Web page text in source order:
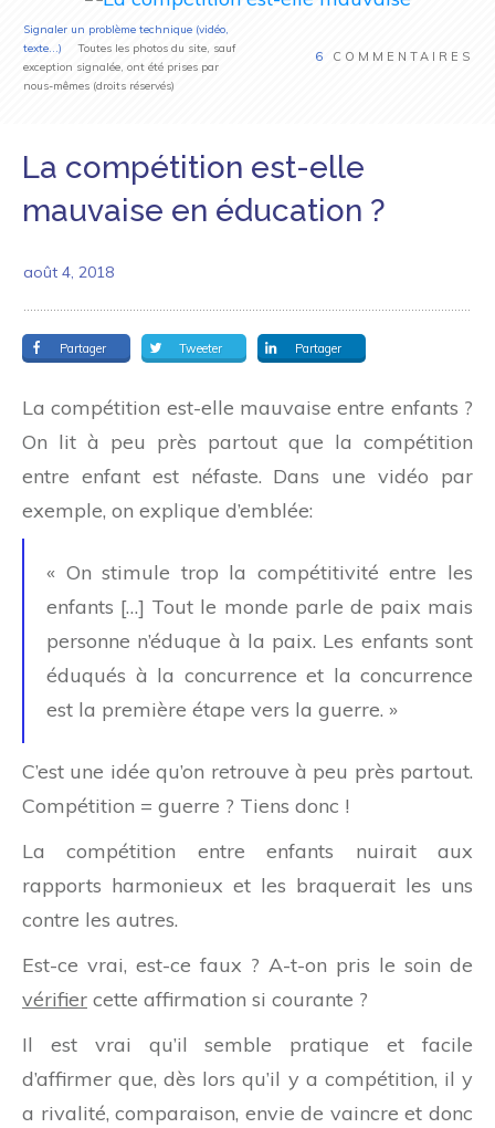
Signaler un problème technique (vidéo,
texte...)
Toutes les photos du site, sauf
exception signalée, ont été prises par
nous-mêmes (droits réservés)
6 COMMENTAIRES
La compétition est-elle
mauvaise en éducation ?
août 4, 2018
Partager Tweeter Partager
La compétition est-elle mauvaise entre enfants ?
On lit à peu près partout que la compétition
entre enfant est néfaste. Dans une vidéo par
exemple, on explique d’emblée:
« On stimule trop la compétitivité entre les
enfants […] Tout le monde parle de paix mais
personne n’éduque à la paix. Les enfants sont
éduqués à la concurrence et la concurrence
est la première étape vers la guerre. »
C’est une idée qu’on retrouve à peu près partout.
Compétition = guerre ? Tiens donc !
La compétition entre enfants nuirait aux
rapports harmonieux et les braquerait les uns
contre les autres.
Est-ce vrai, est-ce faux ? A-t-on pris le soin de
vérifier cette affirmation si courante ?
Il est vrai qu’il semble pratique et facile
d’affirmer que, dès lors qu’il y a compétition, il y
a rivalité, comparaison, envie de vaincre et donc